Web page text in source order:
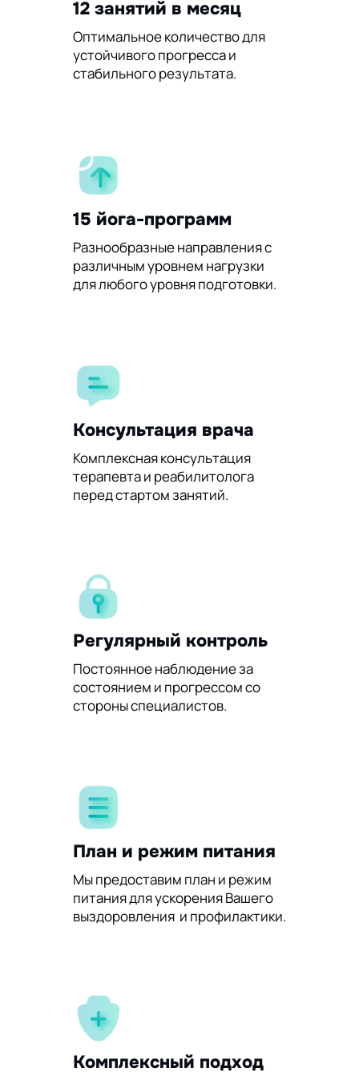
12 занятий в месяц
Оптимальное количество для
устойчивого прогресса и
стабильного результата.
15 йога-программ
Разнообразные направления с
различным уровнем нагрузки
для любого уровня подготовки.
Консультация врача
Комплексная консультация
терапевта и реабилитолога
перед стартом занятий.
Регулярный контроль
Постоянное наблюдение за
состоянием и прогрессом со
стороны специалистов.
План и режим питания
Мы предоставим план и режим
питания для ускорения Вашего
выздоровления и профилактики.
Комплексный подход